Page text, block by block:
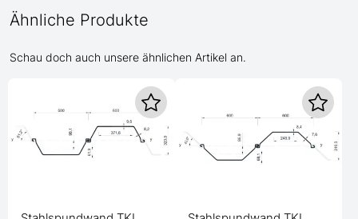
Ähnliche Produkte
Schau doch auch unsere ähnlichen Artikel an.